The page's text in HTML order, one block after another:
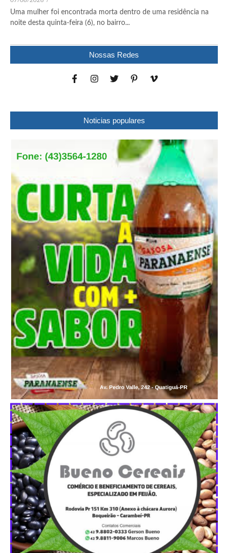
Uma mulher foi encontrada morta dentro de uma residência na
noite desta quinta-feira (6), no bairro...
Nossas Redes
Noticias populares